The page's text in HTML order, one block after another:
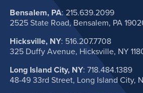
Bensalem, PA: 215.639.2099
2525 State Road, Bensalem, PA
Hicksville, NY: 516.207.7708
325 Duffy Avenue, Hicksville, NY
Long Island City, NY: 718.484.1389
48-49 33rd Street, Long Island City,